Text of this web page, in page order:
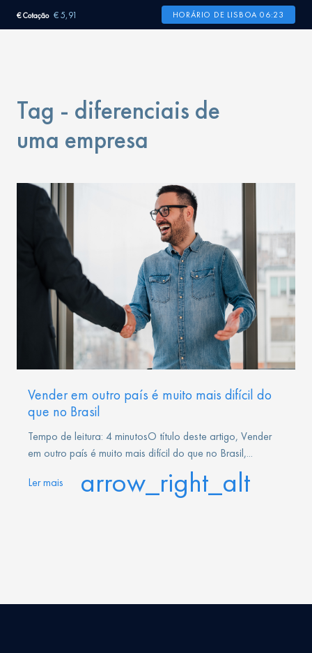
€ Cotação € 5,91 HORÁRIO DE LISBOA 06:23
Tag - diferenciais de
uma empresa
Vender em outro país é muito mais difícil do
que no Brasil
Tempo de leitura: 4 minutosO título deste artigo, Vender
em outro país é muito mais difícil do que no Brasil,...
Ler mais arrow_right_alt